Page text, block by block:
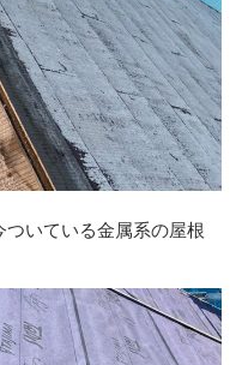
いている金属系の屋根